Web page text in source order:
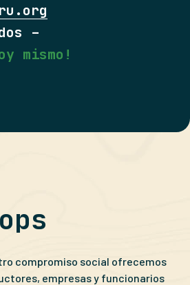
–
mismo!
compromiso social ofrecemos
empresas y funcionarios